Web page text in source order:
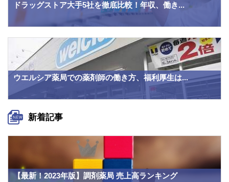
ドラッグストア大手5社を徹底比較！年収、働き...
ウエルシア薬局での薬剤師の働き方、福利厚生は...
新着記事
【最新！2023年版】調剤薬局 売上高ランキング